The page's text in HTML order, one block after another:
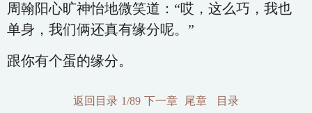
周翰阳心旷神怡地微笑道：“哎，这么巧，我也
单身，我们俩还真有缘分呢。”
跟你有个蛋的缘分。
返回目录 1/89 下一章 尾章 目录